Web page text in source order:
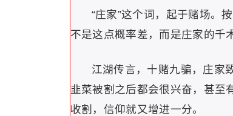
“庄家”这个词，起于赌场。
不是这点概率差，而是庄家的千
江湖传言，十赌九骗，庄家
韭菜被割之后都会很兴奋，甚至
收割，信仰就又增进一分。